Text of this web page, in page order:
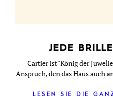
JEDE
Cartier ist "König der
Anspruch, den das Haus auch
LESEN SIE DIE